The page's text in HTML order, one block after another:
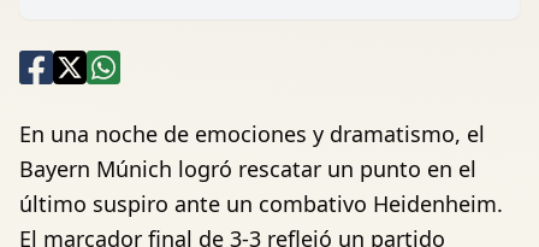
En una noche de emociones y dramatismo, el
Bayern Múnich logró rescatar un punto en el
último suspiro ante un combativo Heidenheim.
El marcador final de 3-3 reflejó un partido